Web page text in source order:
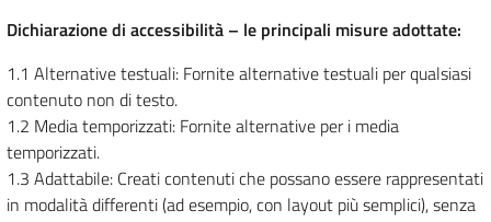
Dichiarazione di accessibilità – le principali misure adottate:
1.1 Alternative testuali: Fornite alternative testuali per qualsiasi
contenuto non di testo.
1.2 Media temporizzati: Fornite alternative per i media
temporizzati.
1.3 Adattabile: Creati contenuti che possano essere rappresentati
in modalità differenti (ad esempio, con layout più semplici), senza